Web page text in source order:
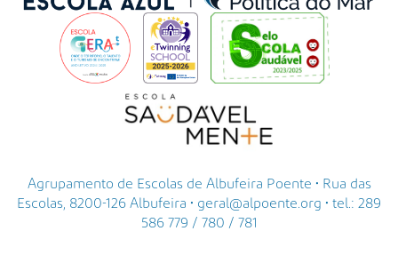
Agrupamento de Escolas de Albufeira Poente • Rua das
Escolas, 8200-126 Albufeira • geral@alpoente.org • tel.: 289
586 779 / 780 / 781